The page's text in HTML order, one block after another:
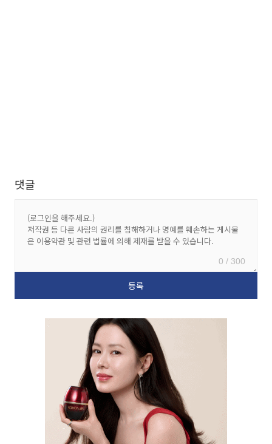
댓글
0 / 300